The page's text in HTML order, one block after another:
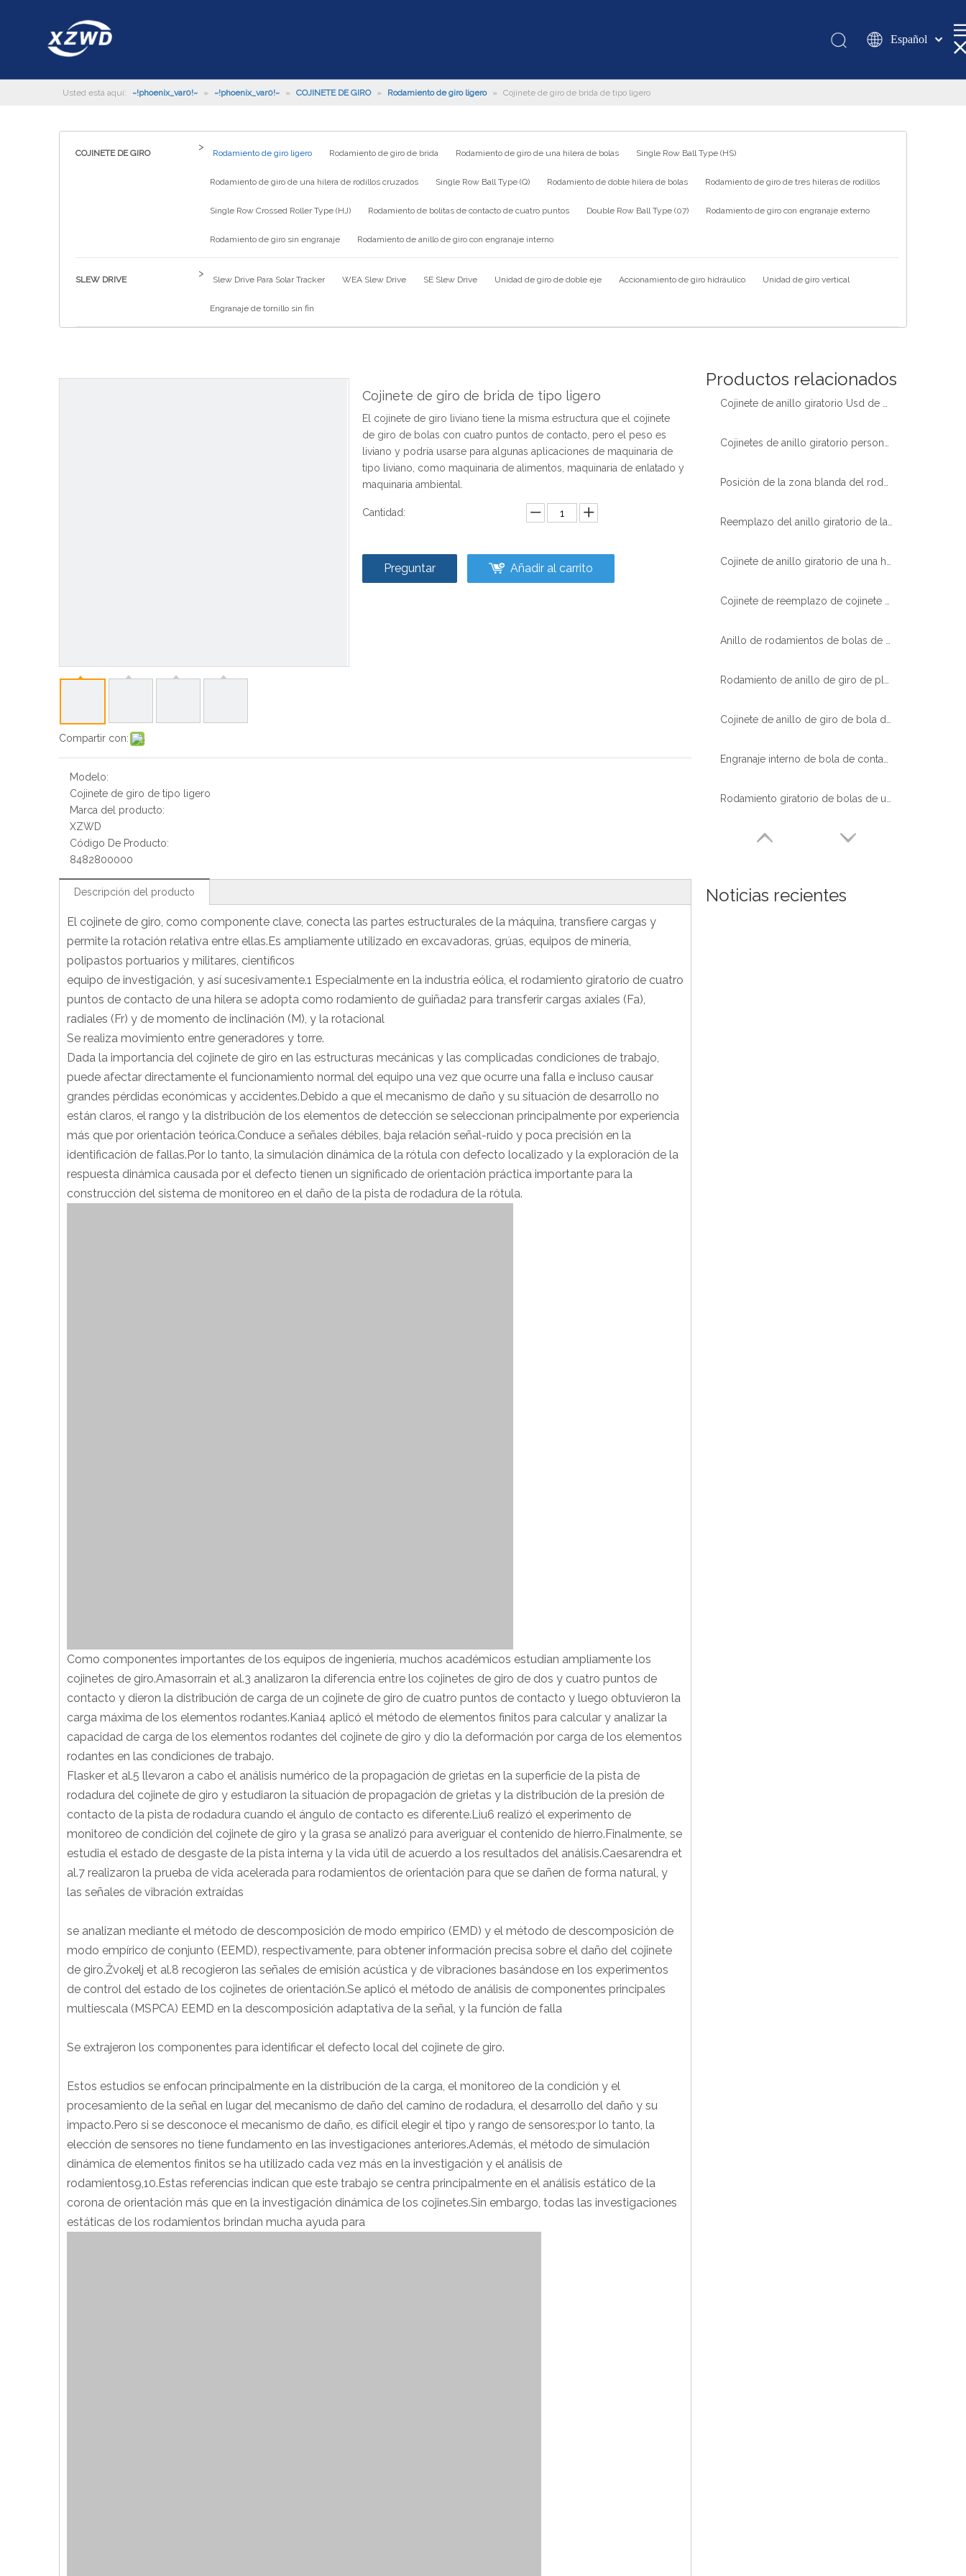
Español
românesc
Usted está aquí: ~!phoenix_var0!~ » ~!phoenix_var0!~ » COJINETE DE GIRO » Rodamiento de giro ligero » Cojinete de giro de brida de tipo ligero
COJINETE DE GIRO
>
Rodamiento de giro ligero Rodamiento de giro de brida Rodamiento de giro de una hilera de bolas Single Row Ball Type (HS)
Rodamiento de giro de una hilera de rodillos cruzados Single Row Ball Type (Q) Rodamiento de doble hilera de bolas Rodamiento de giro de tres hileras de rodillos
Single Row Crossed Roller Type (HJ) Rodamiento de bolitas de contacto de cuatro puntos Double Row Ball Type (07) Rodamiento de giro con engranaje externo
Rodamiento de giro sin engranaje Rodamiento de anillo de giro con engranaje interno
SLEW DRIVE
>
Slew Drive Para Solar Tracker WEA Slew Drive SE Slew Drive Unidad de giro de doble eje Accionamiento de giro hidráulico Unidad de giro vertical
Engranaje de tornillo sin fin
Compartir con:
Cojinete de giro de brida de tipo ligero
El cojinete de giro liviano tiene la misma estructura que el cojinete
de giro de bolas con cuatro puntos de contacto, pero el peso es
liviano y podría usarse para algunas aplicaciones de maquinaria de
tipo liviano, como maquinaria de alimentos, maquinaria de enlatado y
maquinaria ambiental.
Cantidad:
Preguntar Añadir al carrito
Modelo:
Cojinete de giro de tipo ligero
Marca del producto:
XZWD
Código De Producto:
8482800000
Descripción del producto
El cojinete de giro, como componente clave, conecta las partes estructurales de la máquina, transfiere cargas y
permite la rotación relativa entre ellas.Es ampliamente utilizado en excavadoras, grúas, equipos de minería,
polipastos portuarios y militares, científicos
equipo de investigación, y así sucesivamente.1 Especialmente en la industria eólica, el rodamiento giratorio de cuatro
puntos de contacto de una hilera se adopta como rodamiento de guiñada2 para transferir cargas axiales (Fa),
radiales (Fr) y de momento de inclinación (M), y la rotacional
Se realiza movimiento entre generadores y torre.
Dada la importancia del cojinete de giro en las estructuras mecánicas y las complicadas condiciones de trabajo,
puede afectar directamente el funcionamiento normal del equipo una vez que ocurre una falla e incluso causar
grandes pérdidas económicas y accidentes.Debido a que el mecanismo de daño y su situación de desarrollo no
están claros, el rango y la distribución de los elementos de detección se seleccionan principalmente por experiencia
más que por orientación teórica.Conduce a señales débiles, baja relación señal-ruido y poca precisión en la
identificación de fallas.Por lo tanto, la simulación dinámica de la rótula con defecto localizado y la exploración de la
respuesta dinámica causada por el defecto tienen un significado de orientación práctica importante para la
construcción del sistema de monitoreo en el daño de la pista de rodadura de la rótula.
Como componentes importantes de los equipos de ingeniería, muchos académicos estudian ampliamente los
cojinetes de giro.Amasorrain et al.3 analizaron la diferencia entre los cojinetes de giro de dos y cuatro puntos de
contacto y dieron la distribución de carga de un cojinete de giro de cuatro puntos de contacto y luego obtuvieron la
carga máxima de los elementos rodantes.Kania4 aplicó el método de elementos finitos para calcular y analizar la
capacidad de carga de los elementos rodantes del cojinete de giro y dio la deformación por carga de los elementos
rodantes en las condiciones de trabajo.
Flasker et al.5 llevaron a cabo el análisis numérico de la propagación de grietas en la superficie de la pista de
rodadura del cojinete de giro y estudiaron la situación de propagación de grietas y la distribución de la presión de
contacto de la pista de rodadura cuando el ángulo de contacto es diferente.Liu6 realizó el experimento de
monitoreo de condición del cojinete de giro y la grasa se analizó para averiguar el contenido de hierro.Finalmente, se
estudia el estado de desgaste de la pista interna y la vida útil de acuerdo a los resultados del análisis.Caesarendra et
al.7 realizaron la prueba de vida acelerada para rodamientos de orientación para que se dañen de forma natural, y
las señales de vibración extraídas
se analizan mediante el método de descomposición de modo empírico (EMD) y el método de descomposición de
modo empírico de conjunto (EEMD), respectivamente, para obtener información precisa sobre el daño del cojinete
de giro.Žvokelj et al.8 recogieron las señales de emisión acústica y de vibraciones basándose en los experimentos
de control del estado de los cojinetes de orientación.Se aplicó el método de análisis de componentes principales
multiescala (MSPCA) EEMD en la descomposición adaptativa de la señal, y la función de falla
Se extrajeron los componentes para identificar el defecto local del cojinete de giro.
Estos estudios se enfocan principalmente en la distribución de la carga, el monitoreo de la condición y el
procesamiento de la señal en lugar del mecanismo de daño del camino de rodadura, el desarrollo del daño y su
impacto.Pero si se desconoce el mecanismo de daño, es difícil elegir el tipo y rango de sensores;por lo tanto, la
elección de sensores no tiene fundamento en las investigaciones anteriores.Además, el método de simulación
dinámica de elementos finitos se ha utilizado cada vez más en la investigación y el análisis de
rodamientos9,10.Estas referencias indican que este trabajo se centra principalmente en el análisis estático de la
corona de orientación más que en la investigación dinámica de los cojinetes.Sin embargo, todas las investigaciones
estáticas de los rodamientos brindan mucha ayuda para
Productos relacionados
Noticias recientes